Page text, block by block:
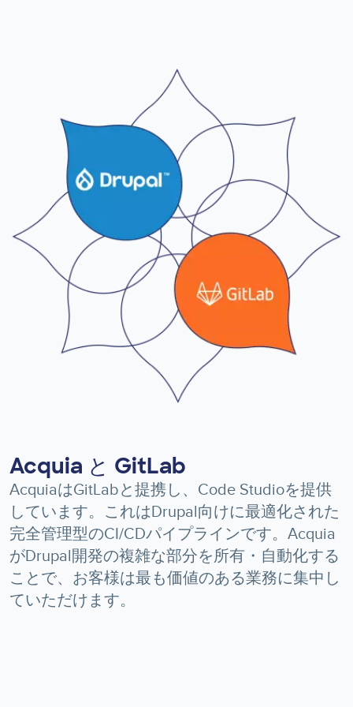
Acquia と GitLab
AcquiaはGitLabと提携し、Code Studioを提供
しています。これはDrupal向けに最適化された
完全管理型のCI/CDパイプラインです。Acquia
がDrupal開発の複雑な部分を所有・自動化する
ことで、お客様は最も価値のある業務に集中し
ていただけます。